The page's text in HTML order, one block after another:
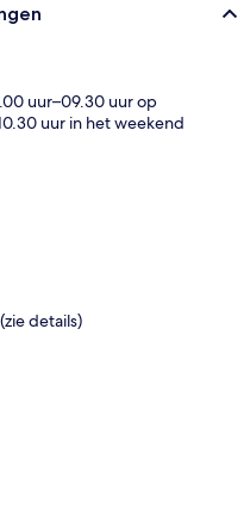
uur–09.30 uur op
uur in het weekend
details)